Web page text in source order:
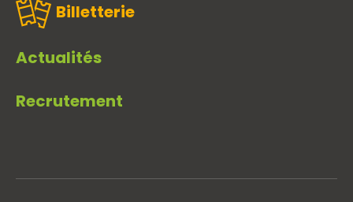
Billetterie
Actualités
Recrutement